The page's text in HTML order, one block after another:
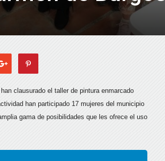
clausurado el taller de pintura enmarcado
han participado 17 mujeres del municipio
gama de posibilidades que les ofrece el uso